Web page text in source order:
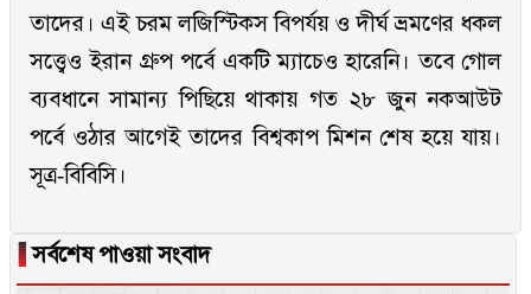
তাদের। এই চরম লজিস্টিকস বিপর্যয় ও দীর্ঘ ভ্রমণের ধকল
সত্ত্বেও ইরান গ্রুপ পর্বে একটি ম্যাচেও হারেনি। তবে গোল
ব্যবধানে সামান্য পিছিয়ে থাকায় গত ২৮ জুন নকআউট
পর্বে ওঠার আগেই তাদের বিশ্বকাপ মিশন শেষ হয়ে যায়।
সূত্র-বিবিসি।
▐সর্বশেষ পাওয়া সংবাদ